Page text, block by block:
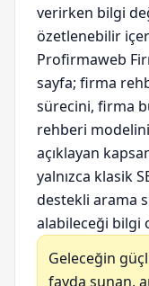
verirken bilgi
özetlenebilir
Profirmaweb
sayfa; firma
sürecini, firma
rehberi
açıklayan
yalnızca klasik
destekli arama
alabileceği bilgi
Geleceğin
fayda sunan,